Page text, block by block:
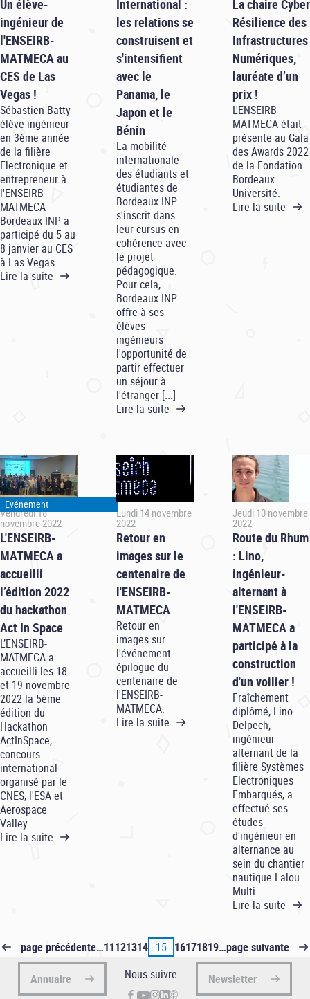
Un élève-
ingénieur de
l'ENSEIRB-
MATMECA au
CES de Las
Vegas !
Sébastien Batty
élève-ingénieur
en 3ème année
de la filière
Electronique et
entrepreneur à
l'ENSEIRB-
MATMECA -
Bordeaux INP a
participé du 5 au
8 janvier au CES
à Las Vegas.
Lire la suite
International :
les relations se
construisent et
s'intensifient
avec le
Panama, le
Japon et le
Bénin
La mobilité
internationale
des étudiants et
étudiantes de
Bordeaux INP
s'inscrit dans
leur cursus en
cohérence avec
le projet
pédagogique.
Pour cela,
Bordeaux INP
offre à ses
élèves-
ingénieurs
l'opportunité de
partir effectuer
un séjour à
l'étranger [...]
Lire la suite
La chaire Cyber
Résilience des
Infrastructures
Numériques,
lauréate d’un
prix !
L'ENSEIRB-
MATMECA était
présente au Gala
des Awards 2022
de la Fondation
Bordeaux
Université.
Lire la suite
Evénement
Vendredi 18
novembre 2022
L'ENSEIRB-
MATMECA a
accueilli
l’édition 2022
du hackathon
Act In Space
L’ENSEIRB-
MATMECA a
accueilli les 18
et 19 novembre
2022 la 5ème
édition du
Hackathon
ActInSpace,
concours
international
organisé par le
CNES, l'ESA et
Aerospace
Valley.
Lire la suite
Lundi 14 novembre
2022
Retour en
images sur le
centenaire de
l'ENSEIRB-
MATMECA
Retour en
images sur
l'événement
épilogue du
centenaire de
l'ENSEIRB-
MATMECA.
Lire la suite
Jeudi 10 novembre
2022
Route du Rhum
: Lino,
ingénieur-
alternant à
l'ENSEIRB-
MATMECA a
participé à la
construction
d'un voilier !
Fraîchement
diplômé, Lino
Delpech,
ingénieur-
alternant de la
filière Systèmes
Electroniques
Embarqués, a
effectué ses
études
d'ingénieur en
alternance au
sein du chantier
nautique Lalou
Multi.
Lire la suite
Pagination
Page
précédente
page précédente…Page
11Page
12Page
13Page
14 Page
15 Page
16Page
17Page
18Page
19…Page
suivante
page suivante
Annuaire Nous suivre Newsletter